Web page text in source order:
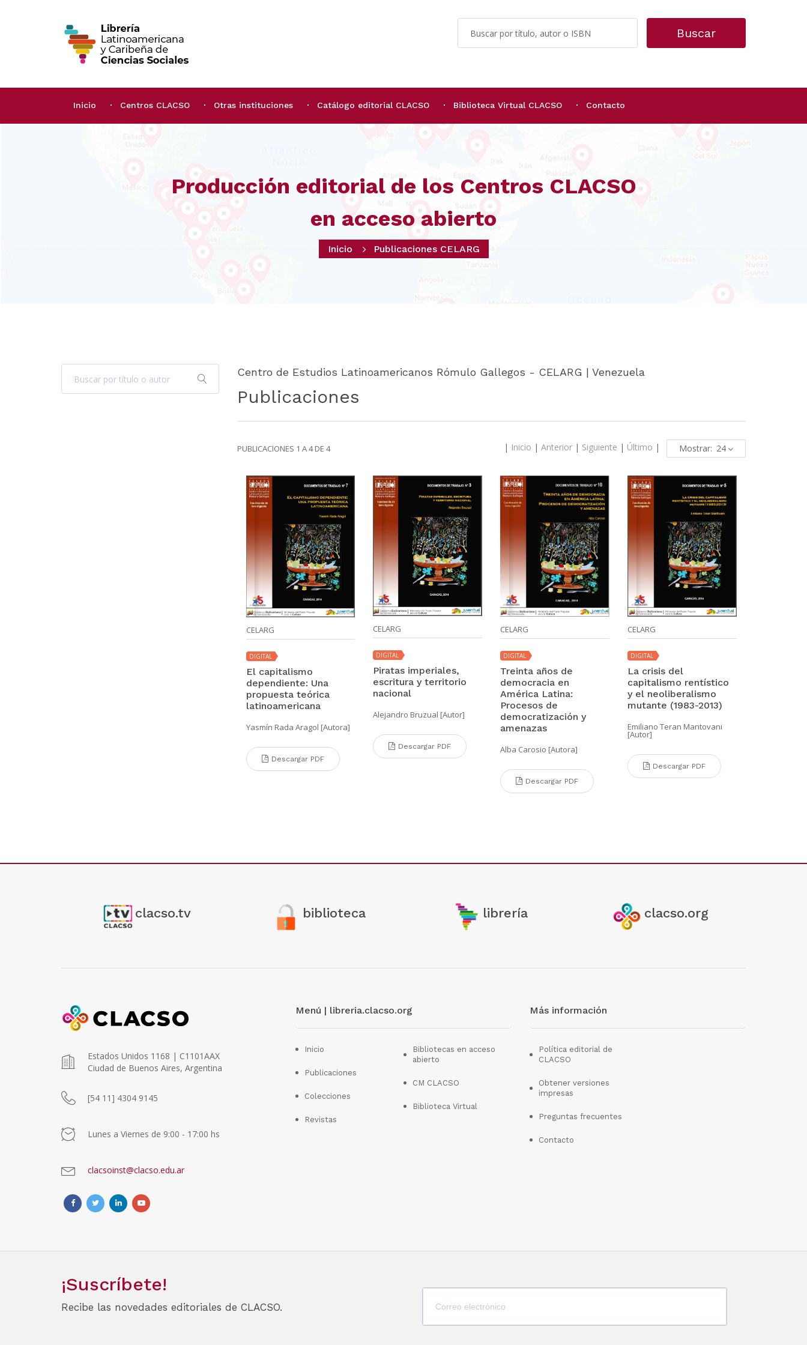
Buscar
Inicio Centros CLACSO Otras instituciones Catálogo editorial CLACSO Biblioteca Virtual CLACSO Contacto
Producción editorial de los Centros CLACSO
en acceso abierto
Inicio Publicaciones CELARG
Centro de Estudios Latinoamericanos Rómulo Gallegos - CELARG | Venezuela
Publicaciones
PUBLICACIONES 1 A 4 DE 4 | Inicio | Anterior | Siguiente | Último | Mostrar:
CELARG
DIGITAL
El capitalismo
dependiente: Una
propuesta teórica
latinoamericana
Yasmín Rada Aragol [Autora]
Descargar PDF
CELARG
DIGITAL
Piratas imperiales,
escritura y territorio
nacional
Alejandro Bruzual [Autor]
Descargar PDF
CELARG
DIGITAL
Treinta años de
democracia en
América Latina:
Procesos de
democratización y
amenazas
Alba Carosio [Autora]
Descargar PDF
CELARG
DIGITAL
La crisis del
capitalismo rentístico
y el neoliberalismo
mutante (1983-2013)
Emiliano Teran Mantovani
[Autor]
Descargar PDF
clacso.tv biblioteca librería clacso.org
Estados Unidos 1168 | C1101AAX
Ciudad de Buenos Aires, Argentina
[54 11] 4304 9145
Lunes a Viernes de 9:00 - 17:00 hs
clacsoinst@clacso.edu.ar
Menú | libreria.clacso.org
Inicio
Publicaciones
Colecciones
Revistas
Bibliotecas en acceso
abierto
CM CLACSO
Biblioteca Virtual
Más información
Política editorial de
CLACSO
Obtener versiones
impresas
Preguntas frecuentes
Contacto
¡Suscríbete!
Recibe las novedades editoriales de CLACSO.